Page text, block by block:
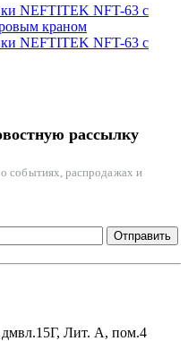
NEFTITEK NFT-63 с
краном
NEFTITEK NFT-63 с
рассылку
событиях, распродажах и
дмвл.15Г, Лит. А, пом.4